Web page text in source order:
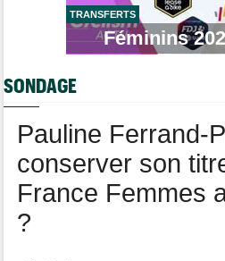
Tour de Pologne
Bart Lemmen fait coup double sur
pour 1 an
Felix Gall remporte la 3e étape et
général
TRANSFERTS
Féminins
SONDAGE
Pauline Ferrand-
conserver son
France Femmes
?